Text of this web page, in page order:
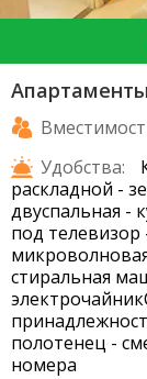
Удобства:
раскладной -
двуспальная -
под
стиральная
полотенец -
номера